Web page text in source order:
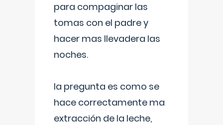
para compaginar las
tomas con el padre y
hacer mas llevadera las
noches.
la pregunta es como se
hace correctamente ma
extracción de la leche,